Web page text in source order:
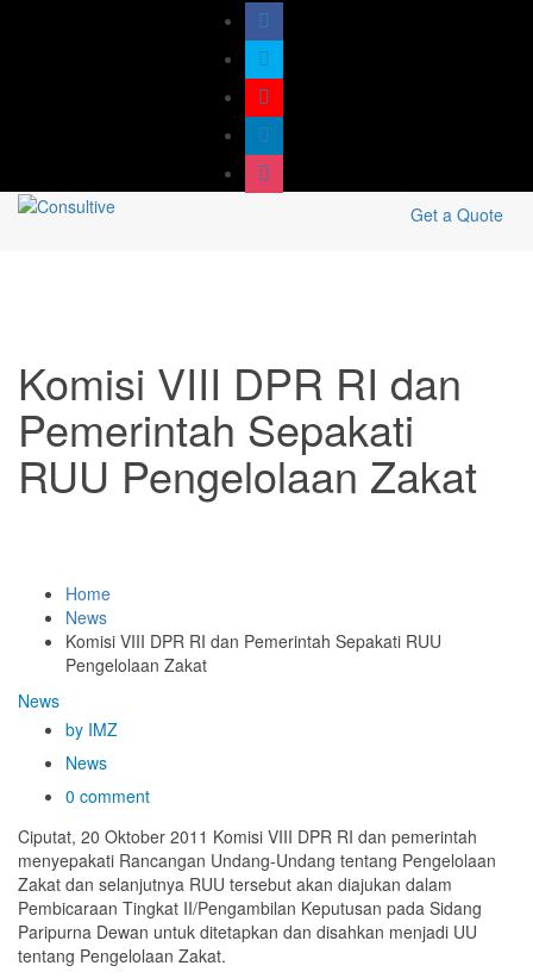
Get a Quote
Komisi VIII DPR RI dan
Pemerintah Sepakati
RUU Pengelolaan Zakat
Home
News
Komisi VIII DPR RI dan Pemerintah Sepakati RUU
Pengelolaan Zakat
News
by IMZ
News
0 comment
Ciputat, 20 Oktober 2011 Komisi VIII DPR RI dan pemerintah
menyepakati Rancangan Undang-Undang tentang Pengelolaan
Zakat dan selanjutnya RUU tersebut akan diajukan dalam
Pembicaraan Tingkat II/Pengambilan Keputusan pada Sidang
Paripurna Dewan untuk ditetapkan dan disahkan menjadi UU
tentang Pengelolaan Zakat.